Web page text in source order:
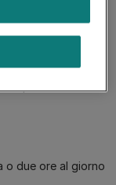
o due ore al giorno